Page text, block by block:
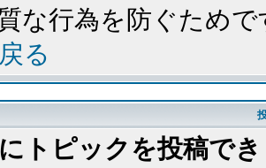
な行為を防ぐためで
る
トピックを投稿で